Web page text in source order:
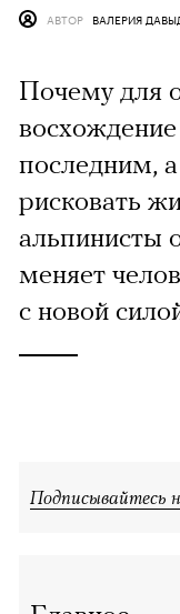
АВТОР ВАЛЕРИЯ
Почему для
последним,
рисковать
альпинисты
меняет
с новой
Подписывайтесь